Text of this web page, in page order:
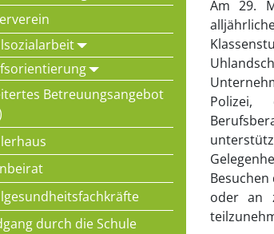
Betreuungsangebot
durch die Schule
Am 29.
Polizei,
oder an